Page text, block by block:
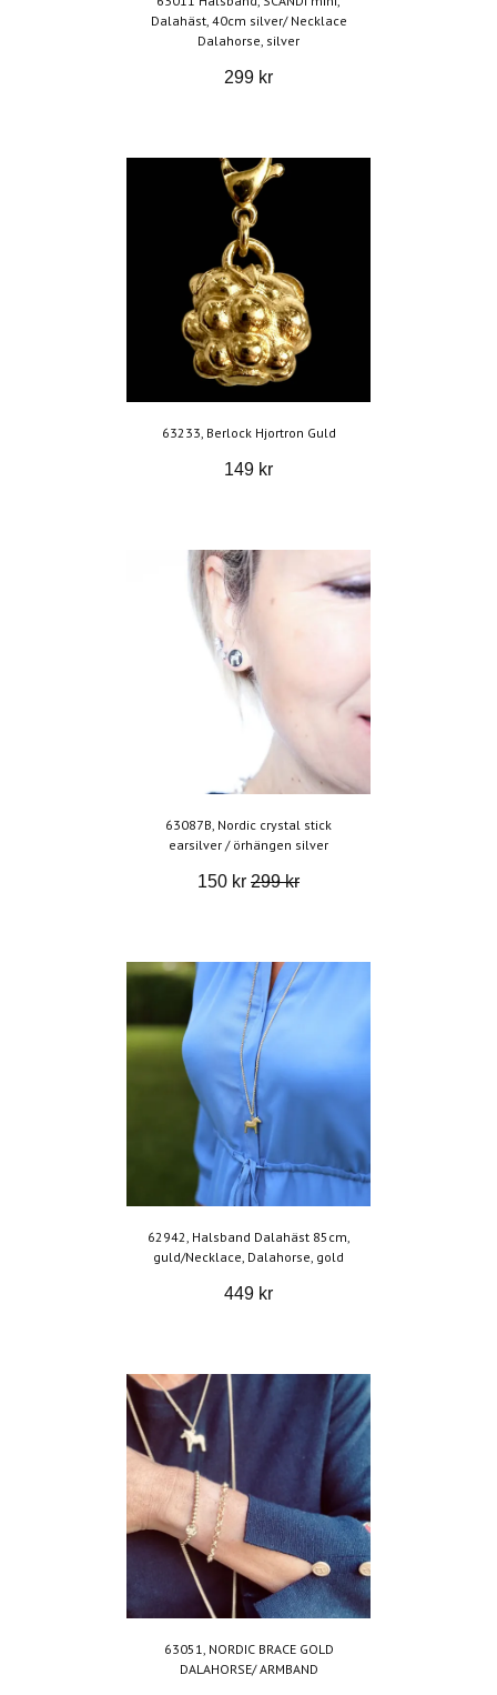
Dalahäst, 40cm silver/ Necklace
Dalahorse, silver
299 kr
63233, Berlock Hjortron Guld
149 kr
63087B, Nordic crystal stick
earsilver / örhängen silver
150 kr 299 kr
62942, Halsband Dalahäst 85cm,
guld/Necklace, Dalahorse, gold
449 kr
63051, NORDIC BRACE GOLD
DALAHORSE/ ARMBAND